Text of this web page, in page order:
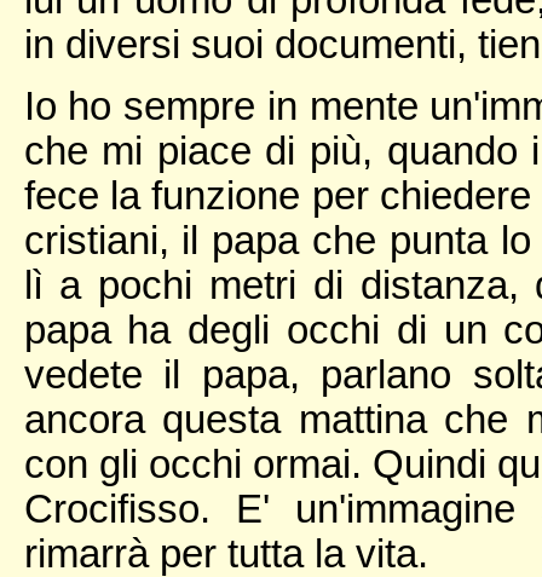
in diversi suoi documenti,
Io ho sempre in mente
che mi piace di più, quando
fece la funzione per
cristiani, il papa che punta
lì a pochi metri di distanza,
papa ha degli occhi di un
vedete il papa, parlano
ancora questa mattina che
con gli occhi ormai. Quindi
Crocifisso. E'
rimarrà per tutta la vita.